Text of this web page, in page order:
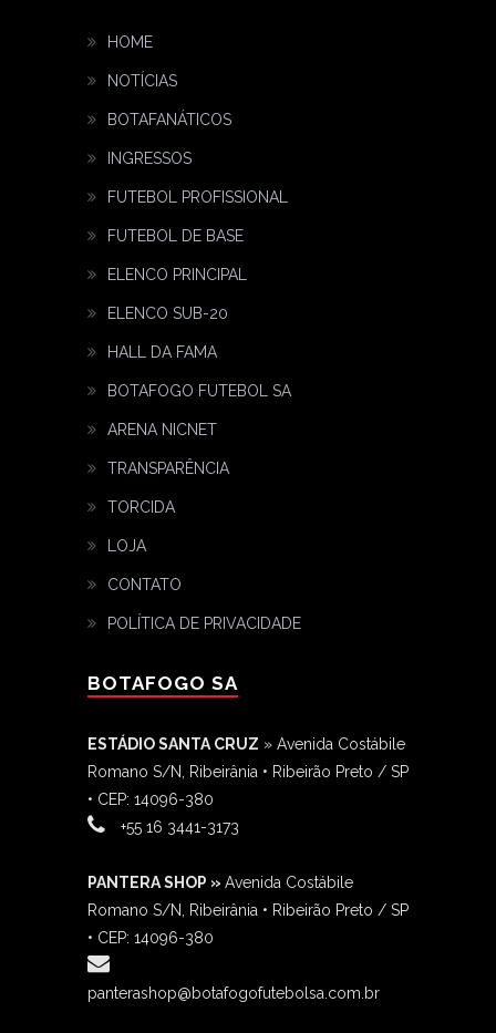
HOME
NOTÍCIAS
BOTAFANÁTICOS
INGRESSOS
FUTEBOL PROFISSIONAL
FUTEBOL DE BASE
ELENCO PRINCIPAL
ELENCO SUB-20
HALL DA FAMA
BOTAFOGO FUTEBOL SA
ARENA NICNET
TRANSPARÊNCIA
TORCIDA
LOJA
CONTATO
POLÍTICA DE PRIVACIDADE
BOTAFOGO SA
ESTÁDIO SANTA CRUZ » Avenida Costábile
Romano S/N, Ribeirânia • Ribeirão Preto / SP
• CEP: 14096-380
‎+55 16 3441-3173
PANTERA SHOP » Avenida Costábile
Romano S/N, Ribeirânia • Ribeirão Preto / SP
• CEP: 14096-380
panterashop@botafogofutebolsa.com.br